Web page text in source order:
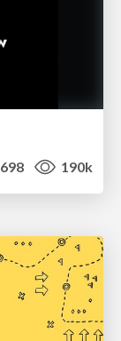
698 190k